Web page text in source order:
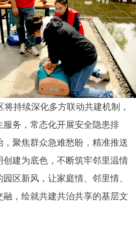
持续深化多方联动共建机制，
务，常态化开展安全隐患排
聚焦群众急难愁盼，精准推送
创建为底色，不断筑牢邻里温情
区新风，让家庭情、邻里情、
融，绘就共建共治共享的基层文